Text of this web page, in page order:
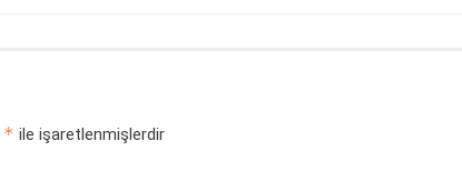
* ile işaretlenmişlerdir